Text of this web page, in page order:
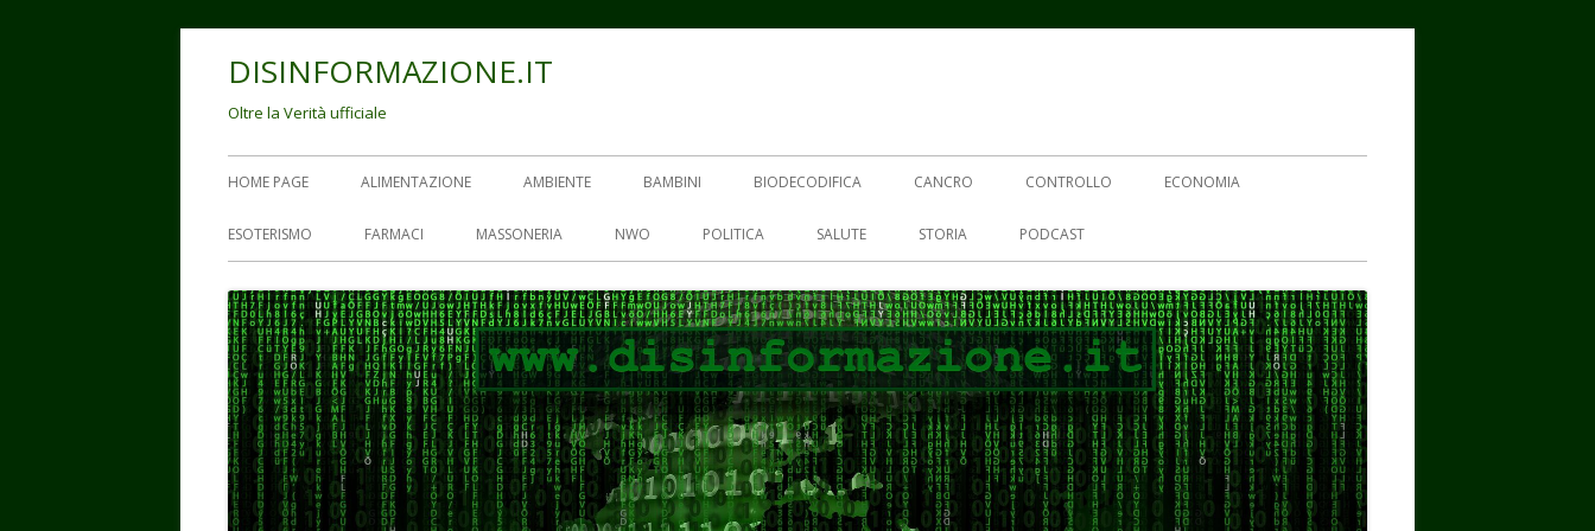
DISINFORMAZIONE.IT
Oltre la Verità ufficiale
Menu
principale
HOME PAGE ALIMENTAZIONE AMBIENTE BAMBINI BIODECODIFICA CANCRO CONTROLLO ECONOMIA
ESOTERISMO FARMACI MASSONERIA NWO POLITICA SALUTE STORIA PODCAST